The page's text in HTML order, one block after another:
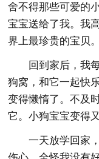
舍不得那些可爱的
宝宝送给了我。我
界上最珍贵的宝贝。
回到家后，我
狗窝，和它一起快
变得懒惰了。不及
它。小狗宝宝变得
一天放学回家